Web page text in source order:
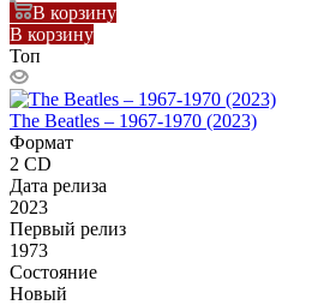
В корзину
В корзину
Топ
The Beatles – 1967-1970 (2023)
Формат
2 CD
Дата релиза
2023
Первый релиз
1973
Состояние
Новый